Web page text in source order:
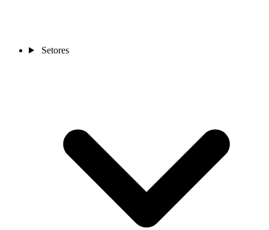
Setores